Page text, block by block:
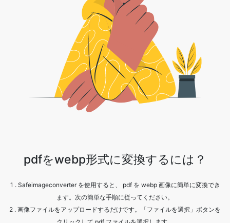
pdfをwebp形式に変換するには？
ます。次の簡単な手順に従ってください。
2 . 画像ファイルをアップロードするだけです。「ファイルを選択」ボタンを
3 . [変換] をクリックします。
4 . 処理が完了するまで待ちます。
5 . [ダウンロード] ボタンをクリックして、変換されたファイルを取得しま